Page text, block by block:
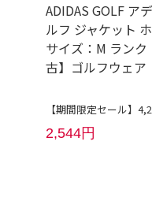
ADIDAS GOLF ア
ルフ ジャケット
サイズ：M ランク
古】ゴルフウェア
【期間限定セール】
2,544円